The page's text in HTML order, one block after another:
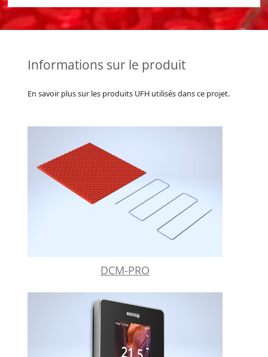
Informations sur le produit
En savoir plus sur les produits UFH utilisés dans ce projet.
DCM-PRO